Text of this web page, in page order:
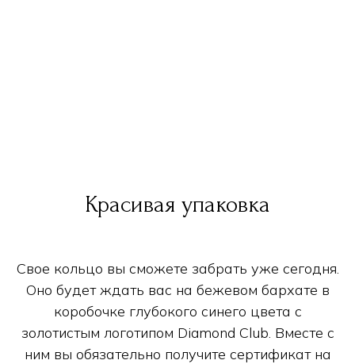
Красивая упаковка
Свое кольцо вы сможете забрать уже сегодня.
Оно будет ждать вас на бежевом бархате в
коробочке глубокого синего цвета с
золотистым логотипом Diamond Club. Вместе с
ним вы обязательно получите сертификат на